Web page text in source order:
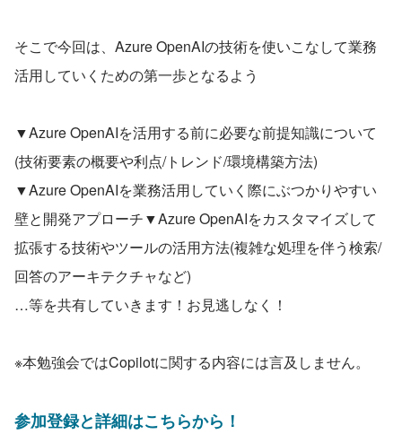
そこで今回は、Azure OpenAIの技術を使いこなして業務
活用していくための第一歩となるよう
▼Azure OpenAIを活用する前に必要な前提知識について
(技術要素の概要や利点/トレンド/環境構築方法)
▼Azure OpenAIを業務活用していく際にぶつかりやすい
壁と開発アプローチ▼Azure OpenAIをカスタマイズして
拡張する技術やツールの活用方法(複雑な処理を伴う検索/
回答のアーキテクチャなど)
…等を共有していきます！お見逃しなく！
※本勉強会ではCopilotに関する内容には言及しません。
参加登録と詳細はこちらから！